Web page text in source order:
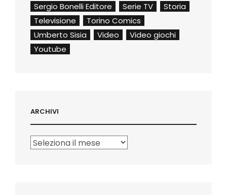
Sergio Bonelli Editore
Serie TV
Storia
Televisione
Torino Comics
Umberto Sisia
Video
Video giochi
Youtube
ARCHIVI
Archivi